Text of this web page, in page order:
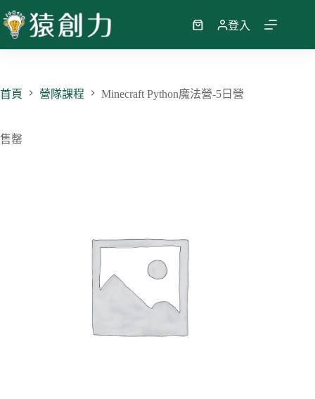
跳
至
容
購
物
登入
首頁 營隊課程 Minecraft Python魔法營-5日營
售罄